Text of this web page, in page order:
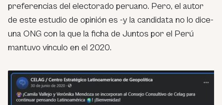
preferencias del electorado peruano. Pero, el autor
de este estudio de opinión es -y la candidata no lo dice-
una ONG con la que la ficha de Juntos por el Perú
mantuvo vínculo en el 2020.